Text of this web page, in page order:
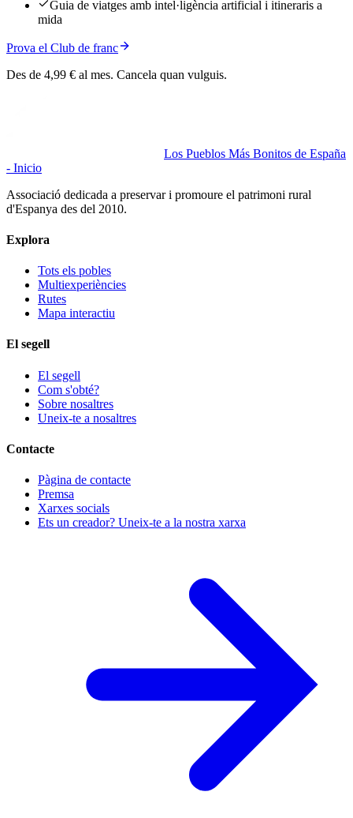
Guia de viatges amb intel·ligència artificial i itineraris a
mida
Prova el Club de franc
Des de 4,99 € al mes. Cancela quan vulguis.
Los Pueblos Más Bonitos de España
- Inicio
Associació dedicada a preservar i promoure el patrimoni rural
d'Espanya des del 2010.
Explora
Tots els pobles
Multiexperiències
Rutes
Mapa interactiu
El segell
El segell
Com s'obté?
Sobre nosaltres
Uneix-te a nosaltres
Contacte
Pàgina de contacte
Premsa
Xarxes socials
Ets un creador? Uneix-te a la nostra xarxa